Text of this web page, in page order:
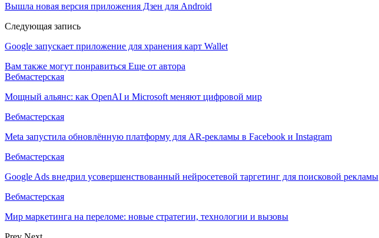
Вышла новая версия приложения Дзен для Android
Следующая запись
Google запускает приложение для хранения карт Wallet
Вам также могут понравиться Еще от автора
Вебмастерская
Мощный альянс: как OpenAI и Microsoft меняют цифровой мир
Вебмастерская
Meta запустила обновлённую платформу для AR-рекламы в Facebook и Instagram
Вебмастерская
Google Ads внедрил усовершенствованный нейросетевой таргетинг для поисковой рекламы
Вебмастерская
Мир маркетинга на переломе: новые стратегии, технологии и вызовы